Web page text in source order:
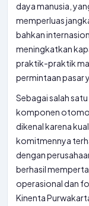
daya manusia,
memperluas
bahkan
meningkatkan
praktik-praktik
permintaan pasar
Sebagai salah
komponen
dikenal karena
komitmennya
dengan
berhasil
operasional dan
Kinenta